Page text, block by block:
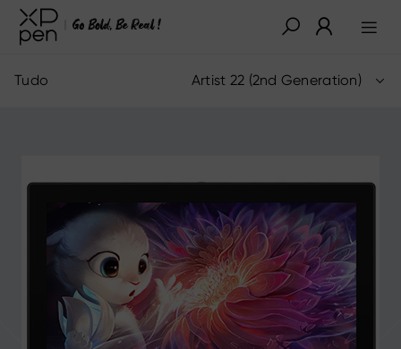
Tudo Artist 22 (2nd Generation)